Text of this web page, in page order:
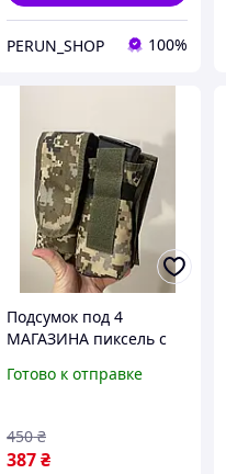
PERUN_SHOP 100%
Подсумок под 4
МАГАЗИНА пиксель с
МАГАЗИНА
Готово к отправке
387₴
450 ₴